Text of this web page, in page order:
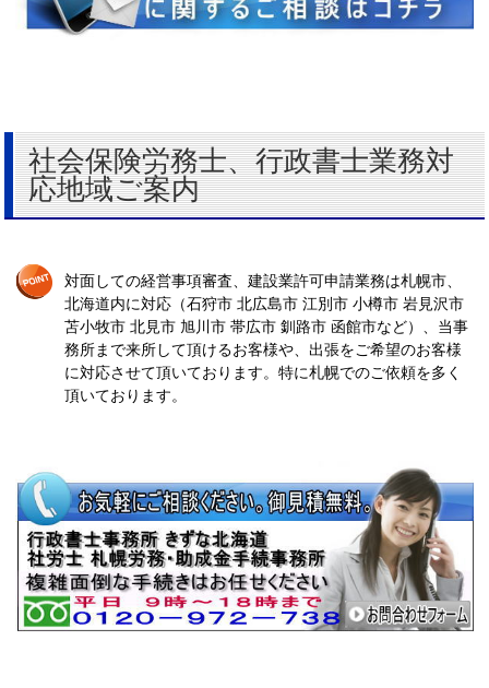
社会保険労務士、行政書士業務対
応地域ご案内
対面しての経営事項審査、建設業許可申請業務は札幌市、
北海道内に対応（石狩市 北広島市 江別市 小樽市 岩見沢市
苫小牧市 北見市 旭川市 帯広市 釧路市 函館市など）、当事
務所まで来所して頂けるお客様や、出張をご希望のお客様
に対応させて頂いております。特に札幌でのご依頼を多く
頂いております。